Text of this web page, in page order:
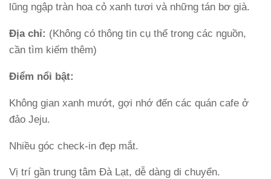
lũng ngập tràn hoa cỏ xanh tươi và những tán bơ già.
Địa chỉ: (Không có thông tin cụ thể trong các nguồn,
cần tìm kiếm thêm)
Điểm nổi bật:
Không gian xanh mướt, gợi nhớ đến các quán cafe ở
đảo Jeju.
Nhiều góc check-in đẹp mắt.
Vị trí gần trung tâm Đà Lạt, dễ dàng di chuyển.